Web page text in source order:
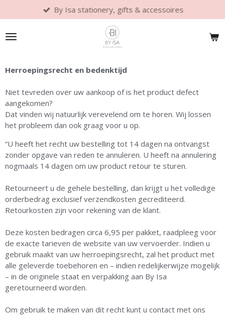
direct
naar
de
By Isa stationery, gifts & accessoires
Herroepingsrecht en bedenktijd
Niet tevreden over uw aankoop of is het product defect
aangekomen?
Dat vinden wij natuurlijk verevelend om te horen. Wij lossen
het probleem dan ook graag voor u op.
“U heeft het recht uw bestelling tot 14 dagen na ontvangst
zonder opgave van reden te annuleren. U heeft na annulering
nogmaals 14 dagen om uw product retour te sturen.
Retourneert u de gehele bestelling, dan krijgt u het volledige
orderbedrag exclusief verzendkosten gecrediteerd.
Retourkosten zijn voor rekening van de klant.
Deze kosten bedragen circa 6,95 per pakket, raadpleeg voor
de exacte tarieven de website van uw vervoerder. Indien u
gebruik maakt van uw herroepingsrecht, zal het product met
alle geleverde toebehoren en – indien redelijkerwijze mogelijk
– in de originele staat en verpakking aan By Isa
geretourneerd worden.
Om gebruik te maken van dit recht kunt u contact met ons